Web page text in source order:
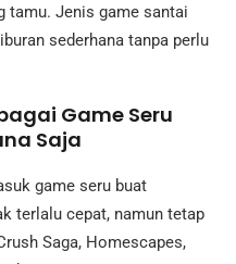
tamu. Jenis game santai
sederhana tanpa perlu
Game Seru
Saja
game seru buat
terlalu cepat, namun tetap
Saga, Homescapes,